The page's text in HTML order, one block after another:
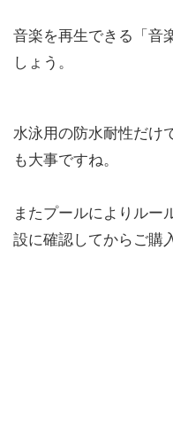
音楽を再生できる「音
しょう。
水泳用の防水耐性だけ
も大事ですね。
またプールによりルー
設に確認してからご購